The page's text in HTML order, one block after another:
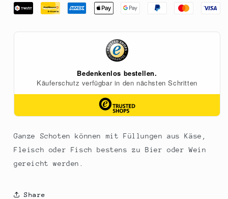
ganz,
940
ganz,
940
Ganze Schoten können mit Füllungen aus Käse,
Fleisch oder Fisch bestens zu Bier oder Wein
gereicht werden.
Share